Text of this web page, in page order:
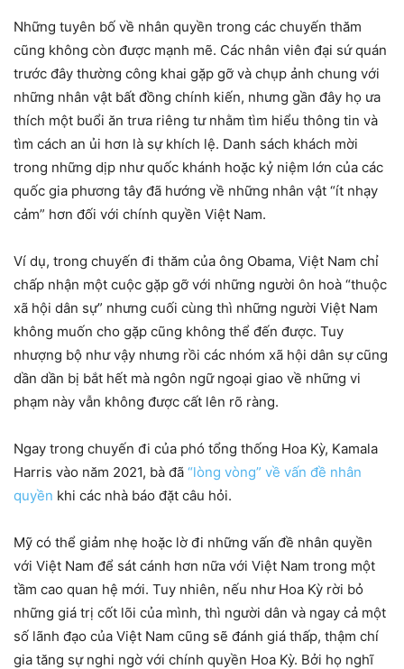
Những tuyên bố về nhân quyền trong các chuyến thăm
cũng không còn được mạnh mẽ. Các nhân viên đại sứ quán
trước đây thường công khai gặp gỡ và chụp ảnh chung với
những nhân vật bất đồng chính kiến, nhưng gần đây họ ưa
thích một buổi ăn trưa riêng tư nhằm tìm hiểu thông tin và
tìm cách an ủi hơn là sự khích lệ. Danh sách khách mời
trong những dịp như quốc khánh hoặc kỷ niệm lớn của các
quốc gia phương tây đã hướng về những nhân vật “ít nhạy
cảm” hơn đối với chính quyền Việt Nam.
Ví dụ, trong chuyến đi thăm của ông Obama, Việt Nam chỉ
chấp nhận một cuộc gặp gỡ với những người ôn hoà “thuộc
xã hội dân sự” nhưng cuối cùng thì những người Việt Nam
không muốn cho gặp cũng không thể đến được. Tuy
nhượng bộ như vậy nhưng rồi các nhóm xã hội dân sự cũng
dần dần bị bắt hết mà ngôn ngữ ngoại giao về những vi
phạm này vẫn không được cất lên rõ ràng.
Ngay trong chuyến đi của phó tổng thống Hoa Kỳ, Kamala
Harris vào năm 2021, bà đã “lòng vòng” về vấn đề nhân
quyền khi các nhà báo đặt câu hỏi.
Mỹ có thể giảm nhẹ hoặc lờ đi những vấn đề nhân quyền
với Việt Nam để sát cánh hơn nữa với Việt Nam trong một
tầm cao quan hệ mới. Tuy nhiên, nếu như Hoa Kỳ rời bỏ
những giá trị cốt lõi của mình, thì người dân và ngay cả một
số lãnh đạo của Việt Nam cũng sẽ đánh giá thấp, thậm chí
gia tăng sự nghi ngờ với chính quyền Hoa Kỳ. Bởi họ nghĩ